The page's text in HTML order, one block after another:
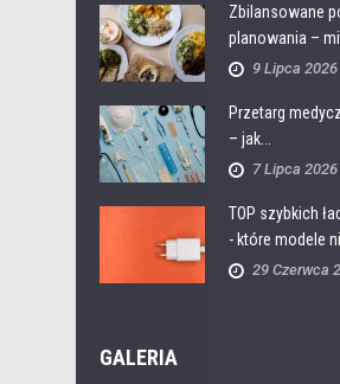
Zbilansowane
planowania – mit
9 Lipca 2026
Przetarg
– jak...
7 Lipca 2026
TOP szybkich
- które modele
29 Czerwca
GALERIA